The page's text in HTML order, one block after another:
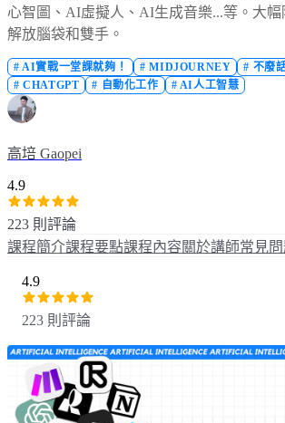
心智圖、AI虛擬人、AI生成音樂...等。大幅
解放腦袋和雙手。
#AI實戰一堂課就夠！ #MIDJOURNEY # 不廢
#CHATGPT # 自動化工作 # AI人工智慧
高培 Gaopei
4.9
223 則評論
課程簡介課程要點課程內容關於講師常見
4.9
223 則評論